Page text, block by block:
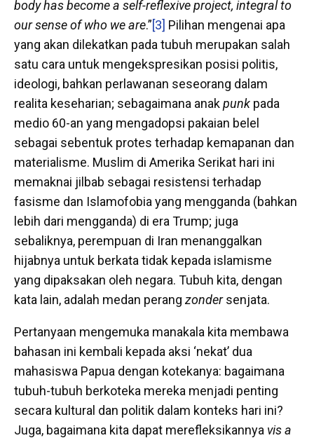
body has become a self-reflexive project, integral to
our sense of who we are.”[3] Pilihan mengenai apa
yang akan dilekatkan pada tubuh merupakan salah
satu cara untuk mengekspresikan posisi politis,
ideologi, bahkan perlawanan seseorang dalam
realita keseharian; sebagaimana anakpunk pada
medio 60-an yang mengadopsi pakaian belel
sebagai sebentuk protes terhadap kemapanan dan
materialisme. Muslim di Amerika Serikat hari ini
memaknai jilbab sebagai resistensi terhadap
fasisme dan Islamofobia yang mengganda (bahkan
lebih dari mengganda) di era Trump; juga
sebaliknya, perempuan di Iran menanggalkan
hijabnya untuk berkata tidak kepada islamisme
yang dipaksakan oleh negara. Tubuh kita, dengan
kata lain, adalah medan perang zondersenjata.
Pertanyaan mengemuka manakala kita membawa
bahasan ini kembali kepada aksi ‘nekat’ dua
mahasiswa Papua dengan kotekanya: bagaimana
tubuh-tubuh berkoteka mereka menjadi penting
secara kultural dan politik dalam konteks hari ini?
Juga, bagaimana kita dapat merefleksikannya vis a